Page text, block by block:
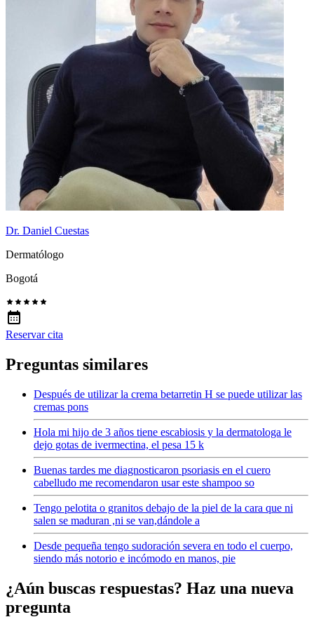
Dr. Daniel Cuestas
Dermatólogo
Bogotá
Reservar cita
Preguntas similares
Después de utilizar la crema betarretin H se puede utilizar las
cremas pons
Hola mi hijo de 3 años tiene escabiosis y la dermatologa le
dejo gotas de ivermectina, el pesa 15 k
Buenas tardes me diagnosticaron psoriasis en el cuero
cabelludo me recomendaron usar este shampoo so
Tengo pelotita o granitos debajo de la piel de la cara que ni
salen se maduran ,ni se van,dándole a
Desde pequeña tengo sudoración severa en todo el cuerpo,
siendo más notorio e incómodo en manos, pie
¿Aún buscas respuestas? Haz una nueva
pregunta